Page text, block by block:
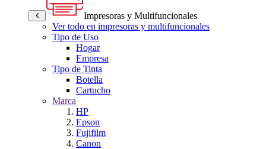
Impresoras y Multifuncionales
Ver todo en impresoras y multifuncionales
Tipo de Uso
Hogar
Empresa
Tipo de Tinta
Botella
Cartucho
Marca
HP
Epson
Fujifilm
Canon